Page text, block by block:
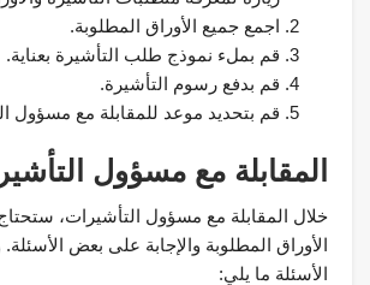
اجمع جميع الأوراق المطلوبة.
قم بملء نموذج طلب التأشيرة بعناية.
قم بدفع رسوم التأشيرة.
قم بتحديد موعد للمقابلة مع مسؤول
المقابلة مع مسؤول
خلال المقابلة مع مسؤول التأشيرات،
الأوراق المطلوبة والإجابة على بعض
الأسئلة ما يلي: